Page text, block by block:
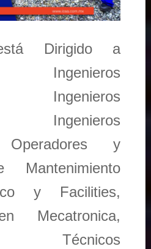
Dirigido a
Ingenieros
Ingenieros
Ingenieros
Operadores y
Mantenimiento
y Facilities,
Mecatronica,
Técnicos